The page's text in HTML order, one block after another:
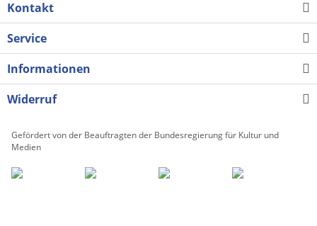
Kontakt
Service
Informationen
Widerruf
Gefördert von der Beauftragten der Bundesregierung für Kultur und
Medien